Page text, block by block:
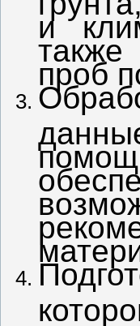
и
также
проб